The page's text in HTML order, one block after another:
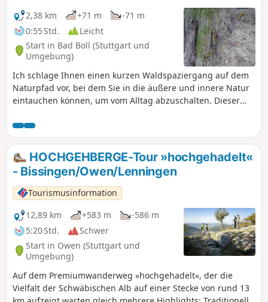
2,38 km
+71 m
-71 m
0:55 Std.
Leicht
Start in Bad Boll (Stuttgart und
Umgebung)
Ich schlage Ihnen einen kurzen Waldspaziergang auf dem
Naturpfad vor, bei dem Sie in die äußere und innere Natur
eintauchen können, um vom Alltag abzuschalten. Dieser
Ihnen, der Hektik der Stadt zu entfliehen. Sie können die
Natur in ihrer ganzen Schönheit und mit all Ihren Sinnen
wahrnehmen. Ein tolles Erlebnis für die ganze Familie,
wenn Sie im Urlaub in der Gegend von Bad Boll in
Deutschland sind.
HOCHGEHBERGE-Tour »hochgehadelt«
- Bissingen/Owen/Lenningen
Tourismusinformation
12,89 km
+583 m
-586 m
5:20 Std.
Schwer
Start in Owen (Stuttgart und
Umgebung)
Auf dem Premiumwanderweg »hochgehadelt«, der die
Vielfalt der Schwäbischen Alb auf einer Stecke von rund 13